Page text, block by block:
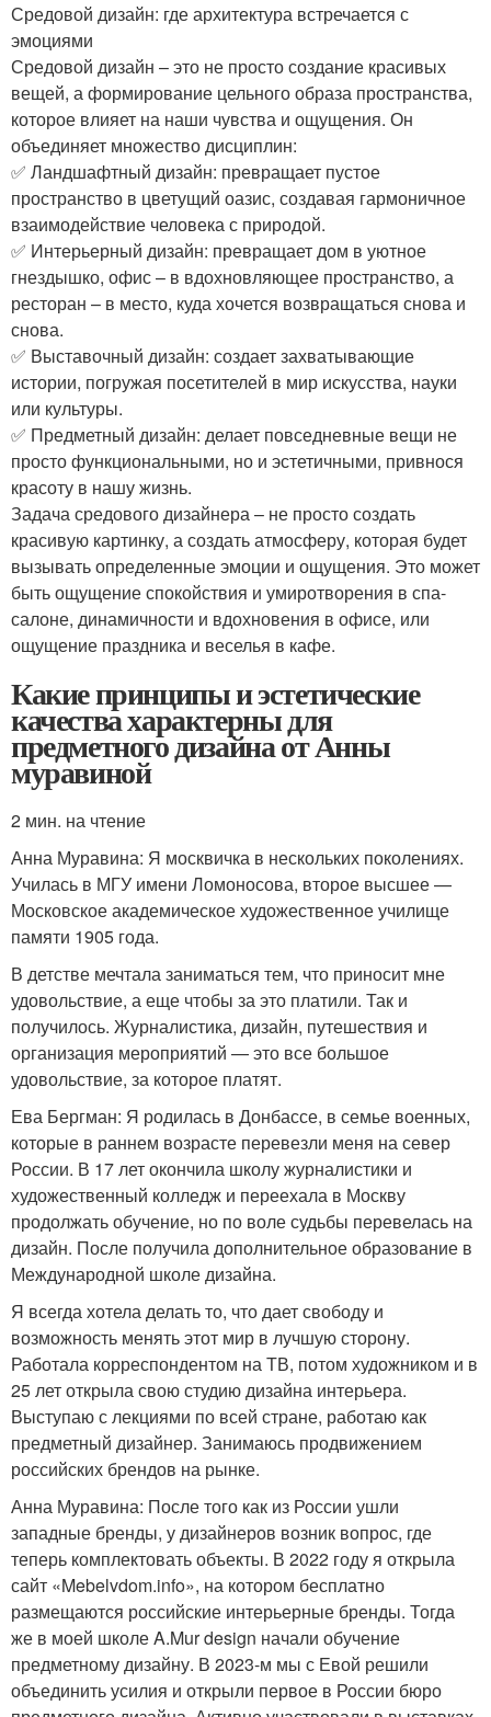
Средовой дизайн: где архитектура встречается с
эмоциями
Средовой дизайн – это не просто создание красивых
вещей, а формирование цельного образа пространства,
которое влияет на наши чувства и ощущения. Он
объединяет множество дисциплин:
✅ Ландшафтный дизайн: превращает пустое
пространство в цветущий оазис, создавая гармоничное
взаимодействие человека с природой.
✅ Интерьерный дизайн: превращает дом в уютное
гнездышко, офис – в вдохновляющее пространство, а
ресторан – в место, куда хочется возвращаться снова и
снова. ️
✅ Выставочный дизайн: создает захватывающие
истории, погружая посетителей в мир искусства, науки
или культуры. ️
✅ Предметный дизайн: делает повседневные вещи не
просто функциональными, но и эстетичными, привнося
красоту в нашу жизнь.
Задача средового дизайнера – не просто создать
красивую картинку, а создать атмосферу, которая будет
вызывать определенные эмоции и ощущения. Это может
быть ощущение спокойствия и умиротворения в спа-
салоне, динамичности и вдохновения в офисе, или
ощущение праздника и веселья в кафе.
Какие принципы и эстетические
качества характерны для
предметного дизайна от Анны
муравиной
2 мин. на чтение
Анна Муравина: Я москвичка в нескольких поколениях.
Училась в МГУ имени Ломоносова, второе высшее —
Московское академическое художественное училище
памяти 1905 года.
В детстве мечтала заниматься тем, что приносит мне
удовольствие, а еще чтобы за это платили. Так и
получилось. Журналистика, дизайн, путешествия и
организация мероприятий — это все большое
удовольствие, за которое платят.
Ева Бергман: Я родилась в Донбассе, в семье военных,
которые в раннем возрасте перевезли меня на север
России. В 17 лет окончила школу журналистики и
художественный колледж и переехала в Москву
продолжать обучение, но по воле судьбы перевелась на
дизайн. После получила дополнительное образование в
Международной школе дизайна.
Я всегда хотела делать то, что дает свободу и
возможность менять этот мир в лучшую сторону.
Работала корреспондентом на ТВ, потом художником и в
25 лет открыла свою студию дизайна интерьера.
Выступаю с лекциями по всей стране, работаю как
предметный дизайнер. Занимаюсь продвижением
российских брендов на рынке.
Анна Муравина: После того как из России ушли
западные бренды, у дизайнеров возник вопрос, где
теперь комплектовать объекты. В 2022 году я открыла
сайт «Mebelvdom.info», на котором бесплатно
размещаются российские интерьерные бренды. Тогда
же в моей школе A.Mur design начали обучение
предметному дизайну. В 2023-м мы с Евой решили
объединить усилия и открыли первое в России бюро